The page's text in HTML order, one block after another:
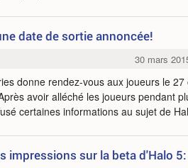
date de sortie annoncée!
30 mars
donne rendez-vous aux joueurs le
avoir alléché les joueurs pendant
certaines informations au sujet de
impressions sur la beta d'Halo